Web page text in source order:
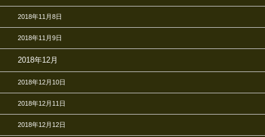
2018年11月8日
2018年11月9日
2018年12月
2018年12月10日
2018年12月11日
2018年12月12日